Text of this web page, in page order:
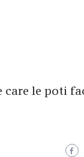
care le poti